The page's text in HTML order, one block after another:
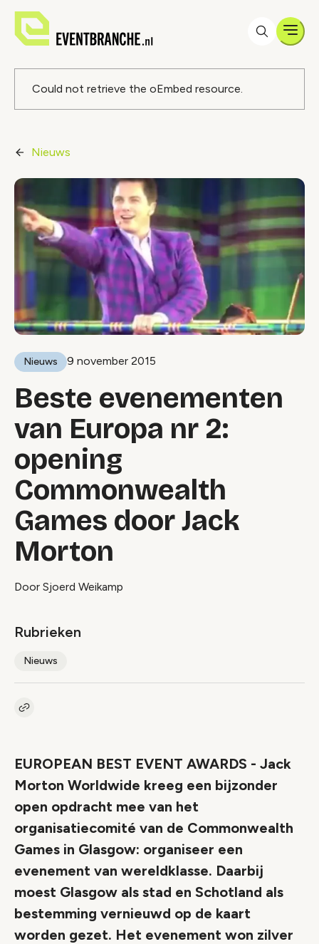
Foutmelding
Could not retrieve the oEmbed resource.
Nieuws
Nieuws 9 november 2015
Beste evenementen
van Europa nr 2:
opening
Commonwealth
Games door Jack
Morton
Door Sjoerd Weikamp
Rubrieken
Nieuws
Kopieer link naar artikel
EUROPEAN BEST EVENT AWARDS - Jack
Morton Worldwide kreeg een bijzonder
open opdracht mee van het
organisatiecomité van de Commonwealth
Games in Glasgow: organiseer een
evenement van wereldklasse. Daarbij
moest Glasgow als stad en Schotland als
bestemming vernieuwd op de kaart
worden gezet. Het evenement won zilver